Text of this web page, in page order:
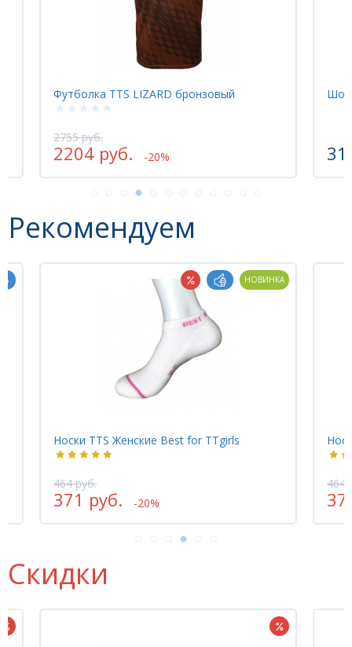
Футболка TTS LIZARD бронзовый
2755 руб.
2204 руб. -20%
Рекомендуем
НОВИНКА
Носки TTS Женские Best for TTgirls
464 руб.
371 руб. -20%
464
Скидки